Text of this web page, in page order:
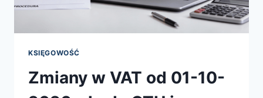
KSIĘGOWOŚĆ
Zmiany w VAT od 01-10-